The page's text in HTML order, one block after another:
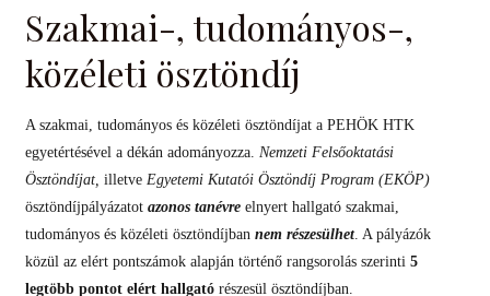
Szakmai-, tudományos-,
közéleti ösztöndíj
A szakmai, tudományos és közéleti ösztöndíjat a PEHÖK HTK
egyetértésével a dékán adományozza. Nemzeti Felsőoktatási
Ösztöndíjat, illetve Egyetemi Kutatói Ösztöndíj Program (EKÖP)
ösztöndíjpályázatot azonos tanévre elnyert hallgató szakmai,
tudományos és közéleti ösztöndíjban nem részesülhet. A pályázók
közül az elért pontszámok alapján történő rangsorolás szerinti 5
legtöbb pontot elért hallgató részesül ösztöndíjban.